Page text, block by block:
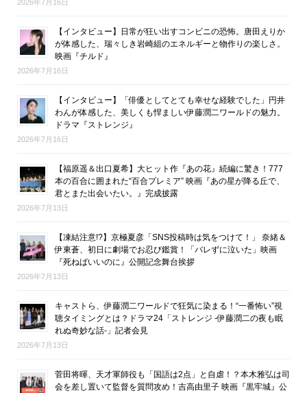
2026年7月16日
【インタビュー】日常が狂い出すコンビニの恐怖。唐田えりか
が体感した、瑞々しき岩崎組のエネルギーと物作りの楽しさ。
映画『チルド』
2026年7月16日
【インタビュー】「俳優としてとても幸せな経験でした」円井
わんが体感した、美しくも悍ましい伊藤潤二ワールドの魅力。
ドラマ『ストレンジ』
2026年7月16日
【福原遥＆出口夏希】大ヒット作『あの花』続編に驚き！777
本の百合に囲まれた“百合プレミア” 映画『あの星が降る丘で、
君とまた出会いたい。』完成披露
2026年7月13日
【凍結注意!?】京極夏彦「SNS投稿時は気をつけて！」 奈緒＆
伊東蒼、初日に劇場でお忍び鑑賞！「バレずに泣いた」映画
『死ねばいいのに』公開記念舞台挨拶
2026年7月13日
キャストら、伊藤潤二ワールドで狂気に染まる！“一番怖い”視
聴タイミングとは？ドラマ24「ストレンジ -伊藤潤二の夜も眠
れぬ奇妙な話-」記者会見
2026年7月13日
菅田将暉、天才軍師役も「国語は2点」と自虐！？本木雅弘は司
会を差し置いて監督を質問攻め！吉高由里子 映画『黒牢城』公